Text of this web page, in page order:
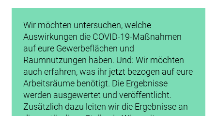
Wir möchten untersuchen, welche
Auswirkungen die COVID-19-Maßnahmen
auf eure Gewerbeflächen und
Raumnutzungen haben. Und: Wir möchten
auch erfahren, was ihr jetzt bezogen auf eure
Arbeitsräume benötigt. Die Ergebnisse
werden ausgewertet und veröffentlicht.
Zusätzlich dazu leiten wir die Ergebnisse an